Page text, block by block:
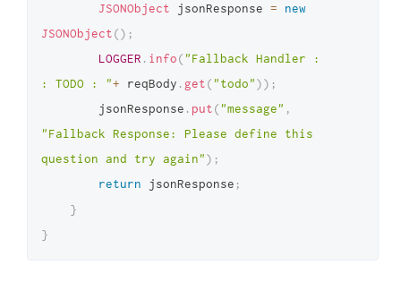
JSONObject jsonResponse =
new
JSONObject() ;
LOGGER . info("Fallback Handler :
: TODO : "+ reqBody . get("todo")) ;
        jsonResponse
. put("message" ,
"Fallback Response: Please define this
question and try again") ;
return jsonResponse ;
}
}